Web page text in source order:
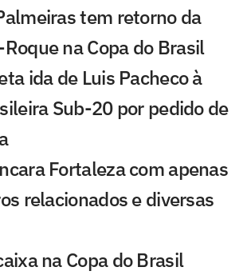
tem retorno da
na Copa do Brasil
ida de Luis Pacheco à
Sub-20 por pedido de
Fortaleza com apenas
relacionados e diversas
na Copa do Brasil